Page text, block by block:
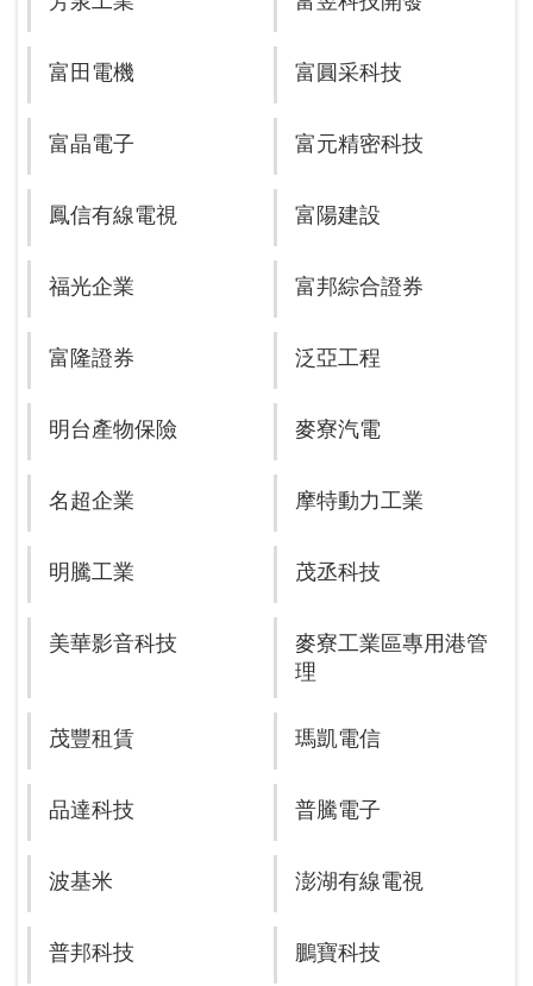
富田電機 富圓采科技
富晶電子 富元精密科技
鳳信有線電視 富陽建設
福光企業 富邦綜合證券
富隆證券 泛亞工程
明台產物保險 麥寮汽電
名超企業 摩特動力工業
明騰工業 茂丞科技
美華影音科技
麥寮工業區專用港管
理
茂豐租賃 瑪凱電信
品達科技 普騰電子
波基米 澎湖有線電視
普邦科技 鵬寶科技